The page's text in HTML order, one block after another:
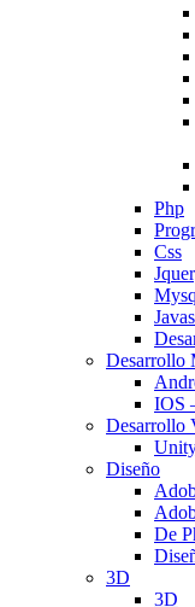
Php
Css
Desarrollo
IOS
Desarrollo
Diseño
De
3D
3D